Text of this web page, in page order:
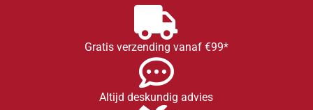
Gratis verzending vanaf €99*
Altijd deskundig advies